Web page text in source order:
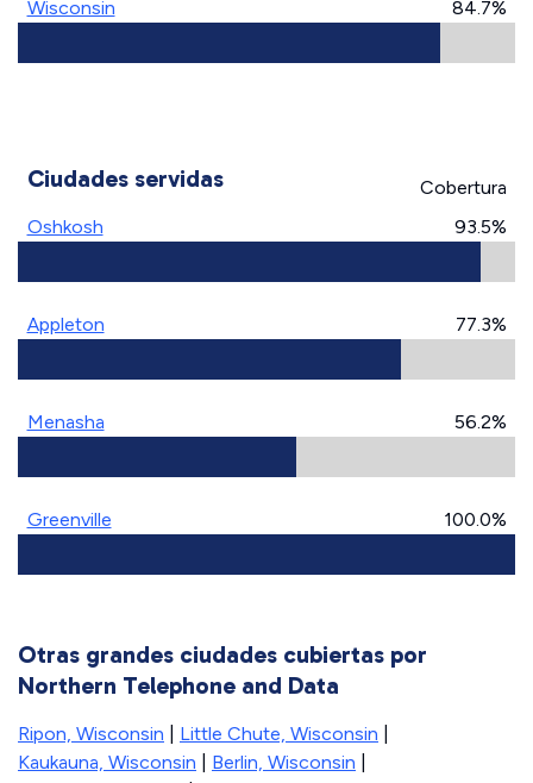
Wisconsin 84.7%
Ciudades servidas
Cobertura
Oshkosh
93.5%
Appleton 77.3%
Menasha 56.2%
Greenville 100.0%
Otras grandes ciudades cubiertas por
Northern Telephone and Data
Ripon, Wisconsin Little Chute, Wisconsin
Kaukauna, Wisconsin
Berlin, Wisconsin